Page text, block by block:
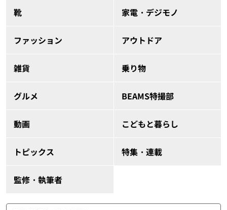
靴 家電・デジモノ
ファッション アウトドア
雑貨 乗り物
グルメ BEAMS特撮部
動画 こどもと暮らし
トピックス 特集・連載
監修・執筆者